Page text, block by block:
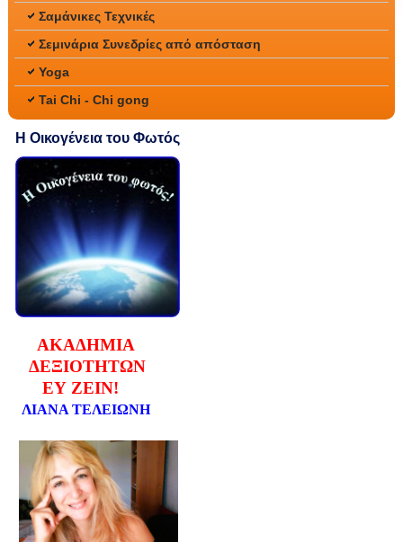
Σαμάνικες Τεχνικές
Σεμινάρια Συνεδρίες από απόσταση
Yoga
Tai Chi - Chi gong
Η Οικογένεια του Φωτός
ΑΚΑΔΗΜΙΑ
ΔΕΞΙΟΤΗΤΩΝ
ΕΥ ΖΕΙΝ!
ΛΙΑΝΑ ΤΕΛΕΙΩΝΗ